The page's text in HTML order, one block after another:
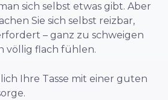
sich selbst etwas gibt. Aber
Sie sich selbst reizbar,
– ganz zu schweigen
völlig flach fühlen.
Ihre Tasse mit einer guten